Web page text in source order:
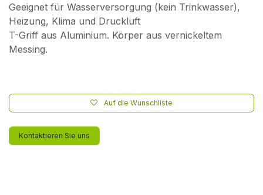
Geeignet für Wasserversorgung (kein Trinkwasser),
Heizung, Klima und Druckluft
T-Griff aus Aluminium. Körper aus vernickeltem
Messing.
Auf die Wunschliste
Kontaktieren Sie uns